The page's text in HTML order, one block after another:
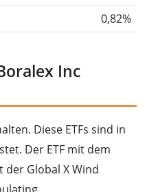
0,82%
Inc
Diese ETFs sind in
Der ETF mit dem
der Global X Wind